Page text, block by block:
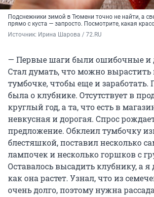
Подснежники зимой в Тюмени точно не найти, а
прямо с куста — запросто. Посмотрите, какая
Источник: Ирина Шарова / 72.RU
— Первые шаги были ошибочные и
Стал думать, что можно вырастить
тумбочке, чтобы еще и
была о клубнике. Отсутствует в
круглый год, а та, что есть в
невкусная и дорогая. Спрос
предложение. Обклеил тумбочку
блестяшкой, поставил несколько
лампочек и несколько горшков с
Оставалось высадить клубнику, а я
как она растет. Узнал, что из
очень долго, поэтому нужна